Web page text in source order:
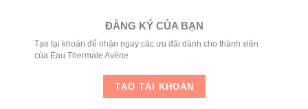
ĐĂNG KÝ CỦA BẠN
Tạo tại khoản để nhận ngay các ưu đãi dành cho thành viên
của Eau Thermale Avène
TẠO TÀI KHOẢN